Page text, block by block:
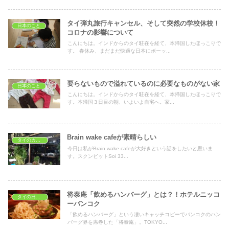
日本のこと
タイ弾丸旅行キャンセル、そして突然の学校休校！
コロナの影響について
こんにちは。インドからのタイ駐在を経て、本帰国したほっこりで
す。 春休み、まだまだ快適な日本にボーッ...
日本のこと 要らないもので溢れているのに必要なものがない家
こんにちは。インドからのタイ駐在を経て、本帰国したほっこりで
す。本帰国３日目の朝、いよいよ自宅へ。家...
Brain wake cafeが素晴らしい
今日は私がBrain wake cafeが大好きという話をしたいと思いま
す。スクンビットSoi 33...
タイの日本食レストラン
将泰庵「飲めるハンバーグ」とは？！ホテルニッコ
ーバンコク
「飲めるハンバーグ」という凄いキャッチコピーでバンコクのハン
バーグ界を席巻した「将泰庵」。TOKYO...